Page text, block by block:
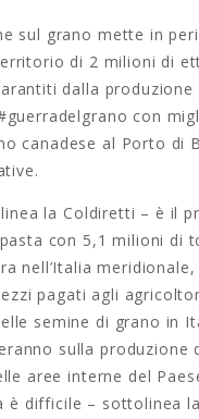
sul grano mette in
di 2 milioni di
dalla produzione
con
canadese al Porto di
la Coldiretti – è il
con 5,1 milioni di
nell’Italia
pagati agli
semine di grano in
sulla produzione
aree interne del
è difficile – sottolinea